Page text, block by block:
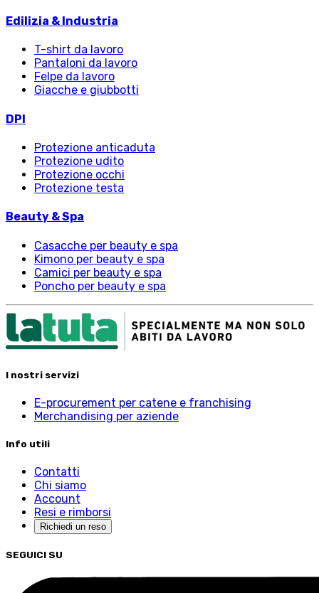
Edilizia & Industria
T-shirt da lavoro
Pantaloni da lavoro
Felpe da lavoro
Giacche e giubbotti
DPI
Protezione anticaduta
Protezione udito
Protezione occhi
Protezione testa
Beauty & Spa
Casacche per beauty e spa
Kimono per beauty e spa
Camici per beauty e spa
Poncho per beauty e spa
I nostri servizi
E-procurement per catene e franchising
Merchandising per aziende
Info utili
Contatti
Chi siamo
Account
Resi e rimborsi
Richiedi un reso
SEGUICI SU